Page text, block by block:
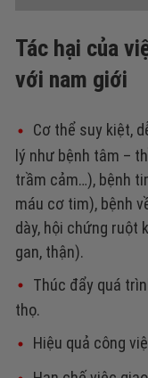
Tác hại của
với nam giới
Cơ thể suy kiệt,
lý như bệnh tâm –
trầm cảm…), bệnh
máu cơ tim), bệnh
dày, hội chứng ruột
gan, thận).
Thúc đẩy quá
thọ.
Hiệu quả công